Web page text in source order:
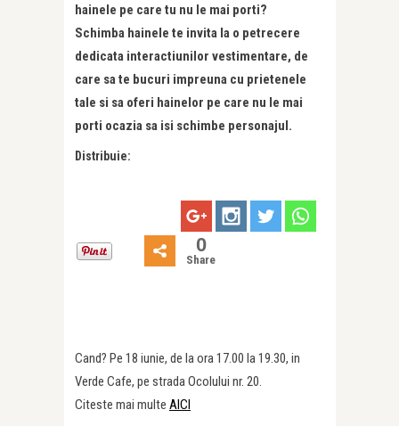
hainele pe care tu nu le mai porti?
Schimba hainele te invita la o petrecere
dedicata interactiunilor vestimentare, de
care sa te bucuri impreuna cu prietenele
tale si sa oferi hainelor pe care nu le mai
porti ocazia sa isi schimbe personajul.
Distribuie:
0
Share
Cand? Pe 18 iunie, de la ora 17.00 la 19.30, in
Verde Cafe, pe strada Ocolului nr. 20.
Citeste mai multe AICI